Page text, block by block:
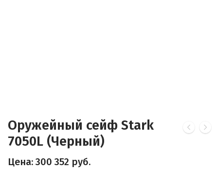
Оружейный сейф Stark
7050L (Черный)
Цена: 300 352 руб.